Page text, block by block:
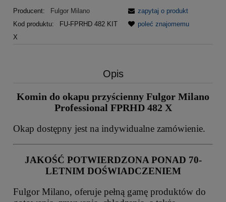
Producent:
Fulgor Milano
Kod produktu:
FU-FPRHD 482 KIT
X
zapytaj o produkt
poleć znajomemu
Opis
Komin do okapu przyścienny Fulgor Milano
Professional FPRHD 482 X
Okap dostępny jest na indywidualne zamówienie.
JAKOŚĆ POTWIERDZONA PONAD 70-
LETNIM DOŚWIADCZENIEM
Fulgor Milano, oferuje pełną gamę produktów do